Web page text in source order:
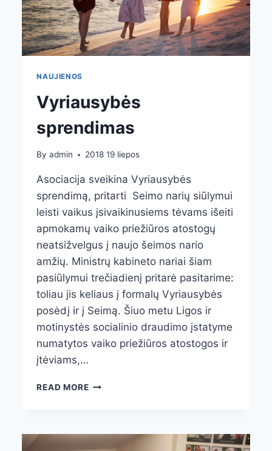
NAUJIENOS
Vyriausybės
sprendimas
By admin 2018 19 liepos
Asociacija sveikina Vyriausybės
sprendimą, pritarti Seimo narių siūlymui
leisti vaikus įsivaikinusiems tėvams išeiti
apmokamų vaiko priežiūros atostogų
neatsižvelgus į naujo šeimos nario
amžių. Ministrų kabineto nariai šiam
pasiūlymui trečiadienį pritarė pasitarime:
toliau jis keliaus į formalų Vyriausybės
posėdį ir į Seimą. Šiuo metu Ligos ir
motinystės socialinio draudimo įstatyme
numatytos vaiko priežiūros atostogos ir
įtėviams,…
READ MOREVYRIAUSYBĖS